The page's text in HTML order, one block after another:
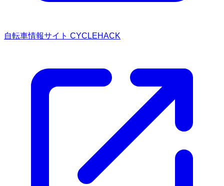
自転車情報サイト CYCLEHACK